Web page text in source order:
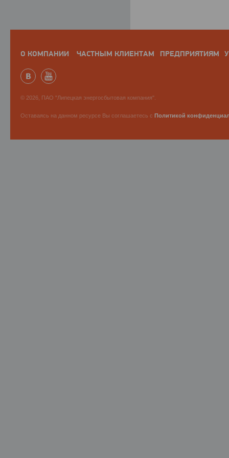
О КОМПАНИИ ЧАСТНЫМ КЛИЕНТАМ ПРЕДПРИЯТИЯМ
© 2026, ПАО "Липецкая энергосбытовая компания".
Оставаясь на данном ресурсе Вы соглашаетесь с Политикой